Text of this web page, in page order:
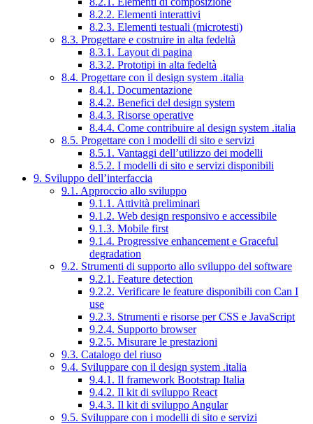
8.2.2. Elementi interattivi
8.2.3. Elementi testuali (microtesti)
8.3. Progettare e costruire in alta fedeltà
8.3.1. Layout di pagina
8.3.2. Prototipi in alta fedeltà
8.4. Progettare con il design system .italia
8.4.1. Documentazione
8.4.2. Benefici del design system
8.4.3. Risorse operative
8.4.4. Come contribuire al design system .italia
8.5. Progettare con i modelli di sito e servizi
8.5.1. Vantaggi dell’utilizzo dei modelli
8.5.2. I modelli di sito e servizi disponibili
9. Sviluppo dell’interfaccia
9.1. Approccio allo sviluppo
9.1.1. Attività preliminari
9.1.2. Web design responsivo e accessibile
9.1.3. Mobile first
9.1.4. Progressive enhancement e Graceful
degradation
9.2. Strumenti di supporto allo sviluppo del software
9.2.1. Feature detection
9.2.2. Verificare le feature disponibili con Can I
use
9.2.3. Strumenti e risorse per CSS e JavaScript
9.2.4. Supporto browser
9.2.5. Misurare le prestazioni
9.3. Catalogo del riuso
9.4. Sviluppare con il design system .italia
9.4.1. Il framework Bootstrap Italia
9.4.2. Il kit di sviluppo React
9.4.3. Il kit di sviluppo Angular
9.5. Sviluppare con i modelli di sito e servizi